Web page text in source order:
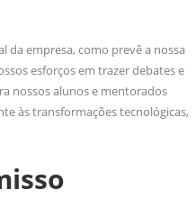
da empresa, como prevê a nossa
esforços em trazer debates e
nossos alunos e mentorados
às transformações tecnológicas,